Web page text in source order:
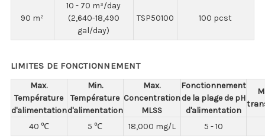
90 m²
10 - 70 m³/day
(2,640-18,490
gal/day)
TSP50100 100 pcst
LIMITES DE FONCTIONNEMENT
Max.
Température
d'alimentation
Min.
Température
d'alimentation
Max.
Concentration
MLSS
Fonctionnement
de la plage de pH
d'alimentation
40 ℃ 5 ℃ 18,000 mg/L 5 - 10